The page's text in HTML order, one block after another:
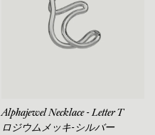
Alphajewel Necklace - Letter T
ロジウムメッキ-シルバー